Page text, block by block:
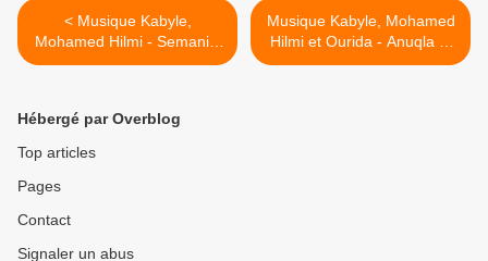
< Musique Kabyle,
Mohamed Hilmi - Semaniyi
Limigri
Musique Kabyle, Mohamed
Hilmi et Ourida - Anuqla el
yasmine >
Hébergé par Overblog
Top articles
Pages
Contact
Signaler un abus